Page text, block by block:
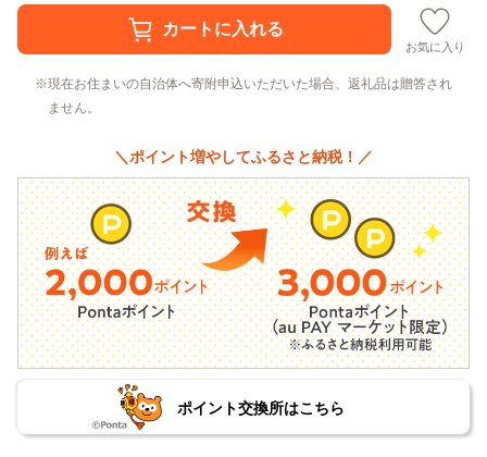
お気に入り
現在お住まいの自治体へ寄附申込いただいた場合、返礼品は贈答され
ません。
＼ポイント増やしてふるさと納税！／
ポイント交換所はこちら